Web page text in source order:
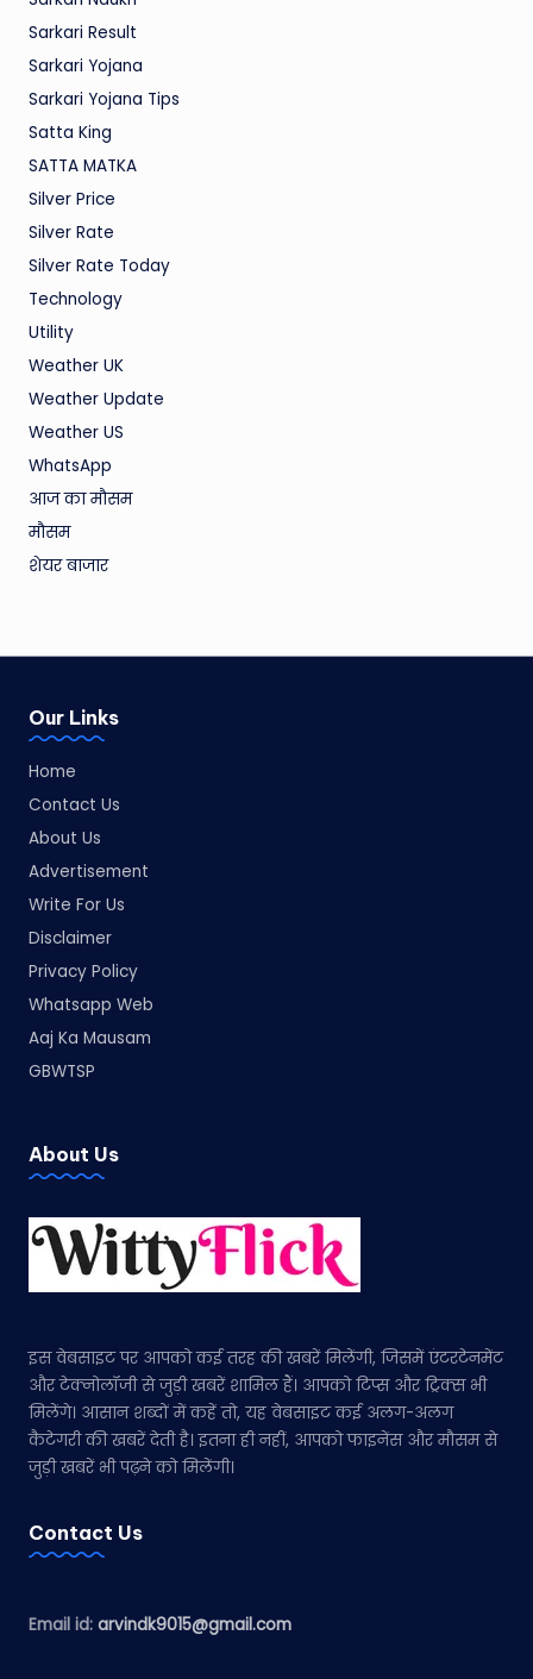
Sarkari Result
Sarkari Yojana
Sarkari Yojana Tips
Satta King
SATTA MATKA
Silver Price
Silver Rate
Silver Rate Today
Technology
Utility
Weather UK
Weather Update
Weather US
WhatsApp
आज का मौसम
मौसम
शेयर बाजार
Our Links
Home
Contact Us
About Us
Advertisement
Write For Us
Disclaimer
Privacy Policy
Whatsapp Web
Aaj Ka Mausam
GBWTSP
About Us
इस वेबसाइट पर आपको कई तरह की खबरें मिलेंगी, जिसमें एंटरटेनमेंट
और टेक्नोलॉजी से जुड़ी खबरें शामिल हैं। आपको टिप्स और ट्रिक्स भी
मिलेंगे। आसान शब्दों में कहें तो, यह वेबसाइट कई अलग-अलग
कैटेगरी की खबरें देती है। इतना ही नहीं, आपको फाइनेंस और मौसम से
जुड़ी खबरें भी पढ़ने को मिलेंगी।
Contact Us
Email id: arvindk9015@gmail.com